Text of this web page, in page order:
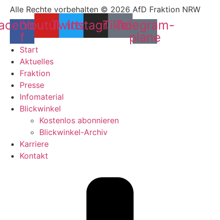
Alle Rechte vorbehalten © 2026 AfD Fraktion NRW
f
YoutubeTwitter
Instagram
Tiktok
Telegram-
plane
Start
Aktuelles
Fraktion
Presse
Infomaterial
Blickwinkel
Kostenlos abonnieren
Blickwinkel-Archiv
Karriere
Kontakt